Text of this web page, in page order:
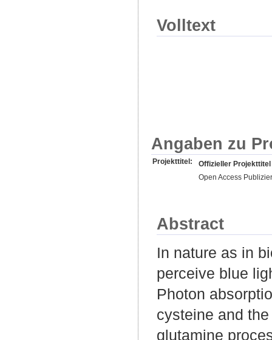
Volltext
Angaben zu
Projekttitel:
Offizieller Projekttitel
Open Access
Abstract
In nature as in
perceive blue
Photon
cysteine and
glutamine